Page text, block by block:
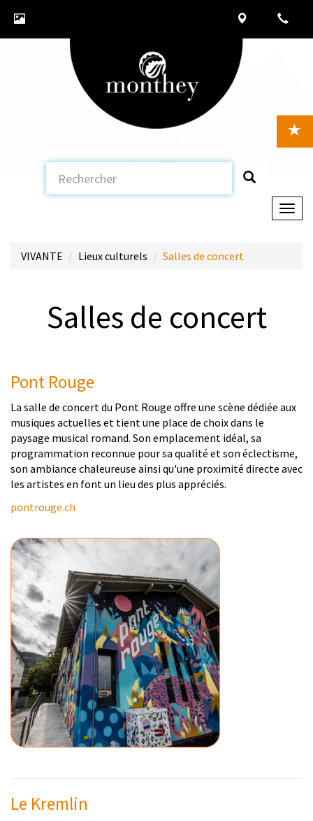
VIVANTE Lieux culturels Salles de concert
Salles de concert
Pont Rouge
La salle de concert du Pont Rouge offre une scène dédiée aux
musiques actuelles et tient une place de choix dans le
paysage musical romand. Son emplacement idéal, sa
programmation reconnue pour sa qualité et son éclectisme,
son ambiance chaleureuse ainsi qu'une proximité directe avec
les artistes en font un lieu des plus appréciés.
pontrouge.ch
Le Kremlin